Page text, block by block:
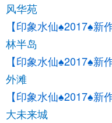
风华苑
【印象水仙♠2017♠
林半岛
【印象水仙♠2017♠
外滩
【印象水仙♠2017♠
大未来城